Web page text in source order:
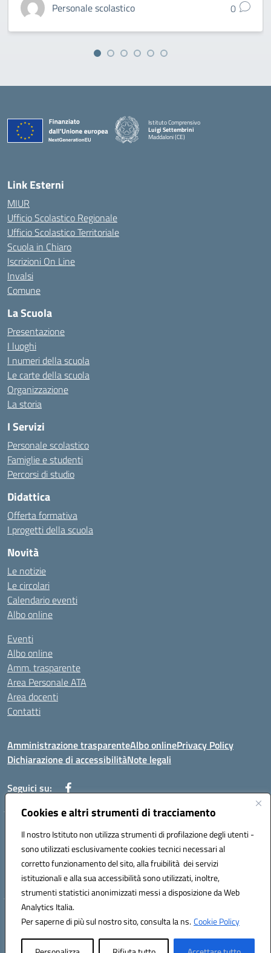
Cookies e altri strumenti di tracciamento
Il nostro Istituto non utilizza strumenti di profilazione degli utenti -
sono utilizzati esclusivamente cookies tecnici necessari al
corretto funzionamento del sito, alla fruibilità dei servizi
istituzionali e alla sua accessibilità sono utilizzati, inoltre,
strumenti statistici anonimizzati messi a disposizione da Web
Analytics Italia.
Per saperne di più sul nostro sito, consulta la ns.Cookie Policy
Personale scolastico 0
Istituto Comprensivo
Luigi Settembrini
Maddaloni (CE)
Link Esterni
MIUR
Ufficio Scolastico Regionale
Ufficio Scolastico Territoriale
Scuola in Chiaro
Iscrizioni On Line
Invalsi
Comune
La Scuola
Presentazione
I luoghi
I numeri della scuola
Le carte della scuola
Organizzazione
La storia
I Servizi
Personale scolastico
Famiglie e studenti
Percorsi di studio
Didattica
Offerta formativa
I progetti della scuola
Novità
Le notizie
Le circolari
Calendario eventi
Albo online
Eventi
Albo online
Amm. trasparente
Area Personale ATA
Area docenti
Contatti
Amministrazione trasparenteAlbo onlinePrivacy Policy
Dichiarazione di accessibilitàNote legali
Seguici su:
Indirizzo: VIA BRECCIAME, 46 - 81024 MADDALONI (CE)
Mail: CEIC8AU001@istruzione.it - Pec: CEIC8AU001@pec.istruzione.it -
Telefono: 0823408721
Meccanografico: CEIC8AU001
Codice fiscale: 93086080616
Hosting & Powered by 3D Solution S.r.l.
Concept & Design by Designers Italia